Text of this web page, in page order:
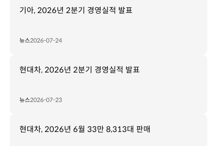
기아, 2026년 2분기 경영실적 발표
뉴스2026-07-24
현대차, 2026년 2분기 경영실적 발표
뉴스2026-07-23
현대차, 2026년 6월 33만 8,313대 판매